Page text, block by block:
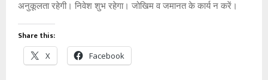
अनुकूलता रहेगी। निवेश शुभ रहेगा। जोखिम व जमानत के कार्य न करें।
Share this:
X Facebook